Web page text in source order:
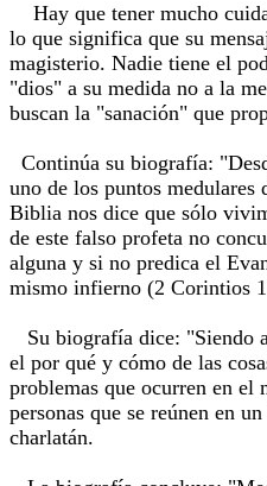
Hay que tener mucho
lo que significa que su
magisterio. Nadie tiene el
"dios" a su medida no a la
buscan la "sanación" que
Continúa su biografía:
uno de los puntos
Biblia nos dice que sólo
de este falso profeta no
alguna y si no predica el
mismo infierno (2 Corintios
Su biografía dice: "Siendo
el por qué y cómo de las
problemas que ocurren en el
personas que se reúnen en
charlatán.